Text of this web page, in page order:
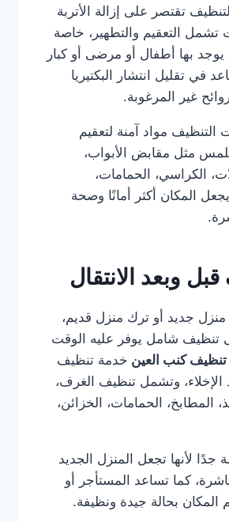
تقتصر على إزالة الأتربة
التعقيم والتطهير، خاصة
يوجد بها أطفال أو مرضى أو كبار
في تقليل انتشار البكتيريا
غير المرغوبة.
مواد آمنة لتعقيم
مثل مقابض الأبواب،
الكراسي، الحمامات،
المكان أكثر أمانًا وصحة
وبعد الانتقال
منزل جديد أو ترك منزل قديم،
تنظيف شامل يوفر عليه الوقت
تنظيف كنب العين خدمة تنظيف
وتشمل تنظيف الغرف،
المطابخ، الحمامات، الخزائن،
جدًا لأنها تجعل المنزل الجديد
كما تساعد المستأجر أو
المكان بحالة جيدة ونظيفة.